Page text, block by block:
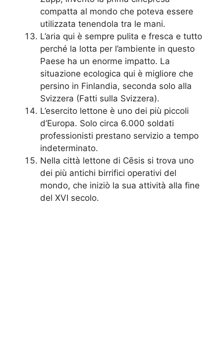
compatta al mondo che poteva essere
utilizzata tenendola tra le mani.
L’aria qui è sempre pulita e fresca e tutto
perché la lotta per l’ambiente in questo
Paese ha un enorme impatto. La
situazione ecologica qui è migliore che
persino in Finlandia, seconda solo alla
Svizzera (Fatti sulla Svizzera).
L’esercito lettone è uno dei più piccoli
d’Europa. Solo circa 6.000 soldati
professionisti prestano servizio a tempo
indeterminato.
Nella città lettone di Cēsis si trova uno
dei più antichi birrifici operativi del
mondo, che iniziò la sua attività alla fine
del XVI secolo.